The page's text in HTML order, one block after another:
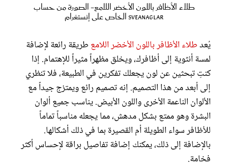
طلاء الأظافر باللون الأخضر اللامع- الصورة من حساب
sveanaglar الخاص على إنستغرام
يُعدطلاء الأظافر باللون الأخضر اللامع طريقة رائعة لإضافة
لمسة أنثوية إلى أظافرك، ويخلق مظهراً مثيراً للإهتمام. إذا
كنتِ تبحثين عن لون يجعلك تفكرين في الطبيعة، فلا تنظري
إلى أبعد من هذا التصميم. إنه تصميم رائع ويمتزج جيداً مع
الألوان الناعمة الأخرى واللون الأبيض. يناسب جميع ألوان
البشرة وهو ممتع بشكل مدهش، مما يجعله مناسباً تماماً
للأظافر سواء الطويلة أم القصيرة بما في ذلك أشكالها.
بالإضافة إلى ذلك، يمكنك إضافة تفاصيل براقة لإحساس أكثر
فخامة.